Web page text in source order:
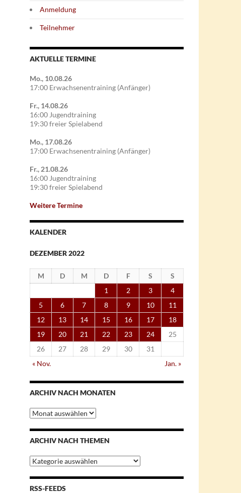
Anmeldung
Teilnehmer
AKTUELLE TERMINE
Mo., 10.08.26
17:00 Erwachsenentraining (Anfänger)
Fr., 14.08.26
16:00 Jugendtraining
19:30 freier Spielabend
Mo., 17.08.26
17:00 Erwachsenentraining (Anfänger)
Fr., 21.08.26
16:00 Jugendtraining
19:30 freier Spielabend
Weitere Termine
KALENDER
DEZEMBER 2022
M D M D F S
S
1
2 3
4
5
6 7 8 9 10
11
12
13 14 15 16 17
18
19
20 21 22 23 24
25
26
27 28 29 30
31
« Nov.
Jan. »
ARCHIV NACH MONATEN
Archiv
nach
Monaten
ARCHIV NACH THEMEN
Archiv
nach
Themen
RSS-FEEDS